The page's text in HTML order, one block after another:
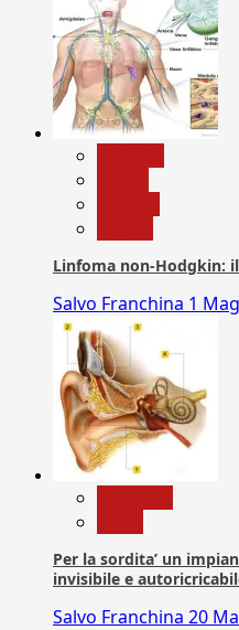
Linfoma non-Hodgkin:
Salvo Franchina 1
Per la sordita’ un
invisibile e
Salvo Franchina 20